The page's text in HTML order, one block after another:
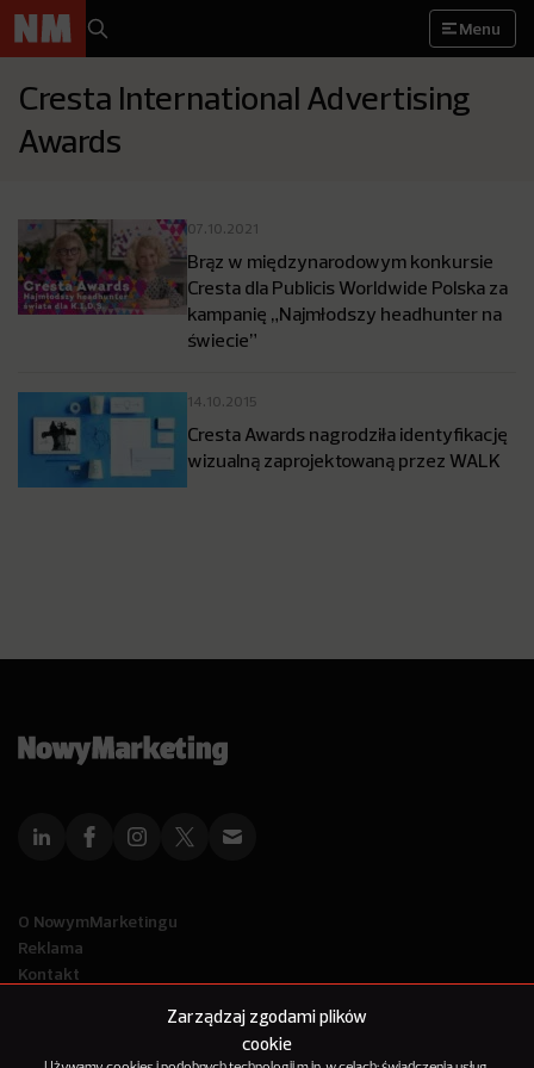
Zarządzaj zgodami plików
cookie
Menu
Cresta International Advertising
Awards
07.10.2021
Brąz w międzynarodowym konkursie
Cresta dla Publicis Worldwide Polska za
kampanię „Najmłodszy headhunter na
świecie”
14.10.2015
Cresta Awards nagrodziła identyfikację
wizualną zaprojektowaną przez WALK
O NowymMarketingu
Reklama
Kontakt